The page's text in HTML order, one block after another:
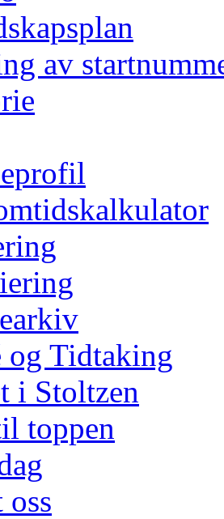
av
og Tidtaking
i Stoltzen
toppen